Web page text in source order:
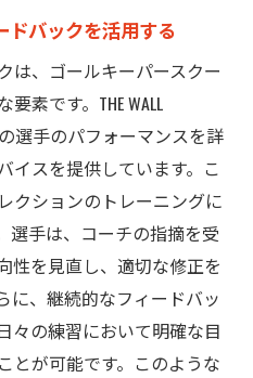
ドバックを活用する
は、ゴールキーパースクー
素です。THE WALL
の選手のパフォーマンスを詳
イスを提供しています。こ
クションのトレーニングに
選手は、コーチの指摘を受
性を見直し、適切な修正を
に、継続的なフィードバッ
々の練習において明確な目
とが可能です。このような